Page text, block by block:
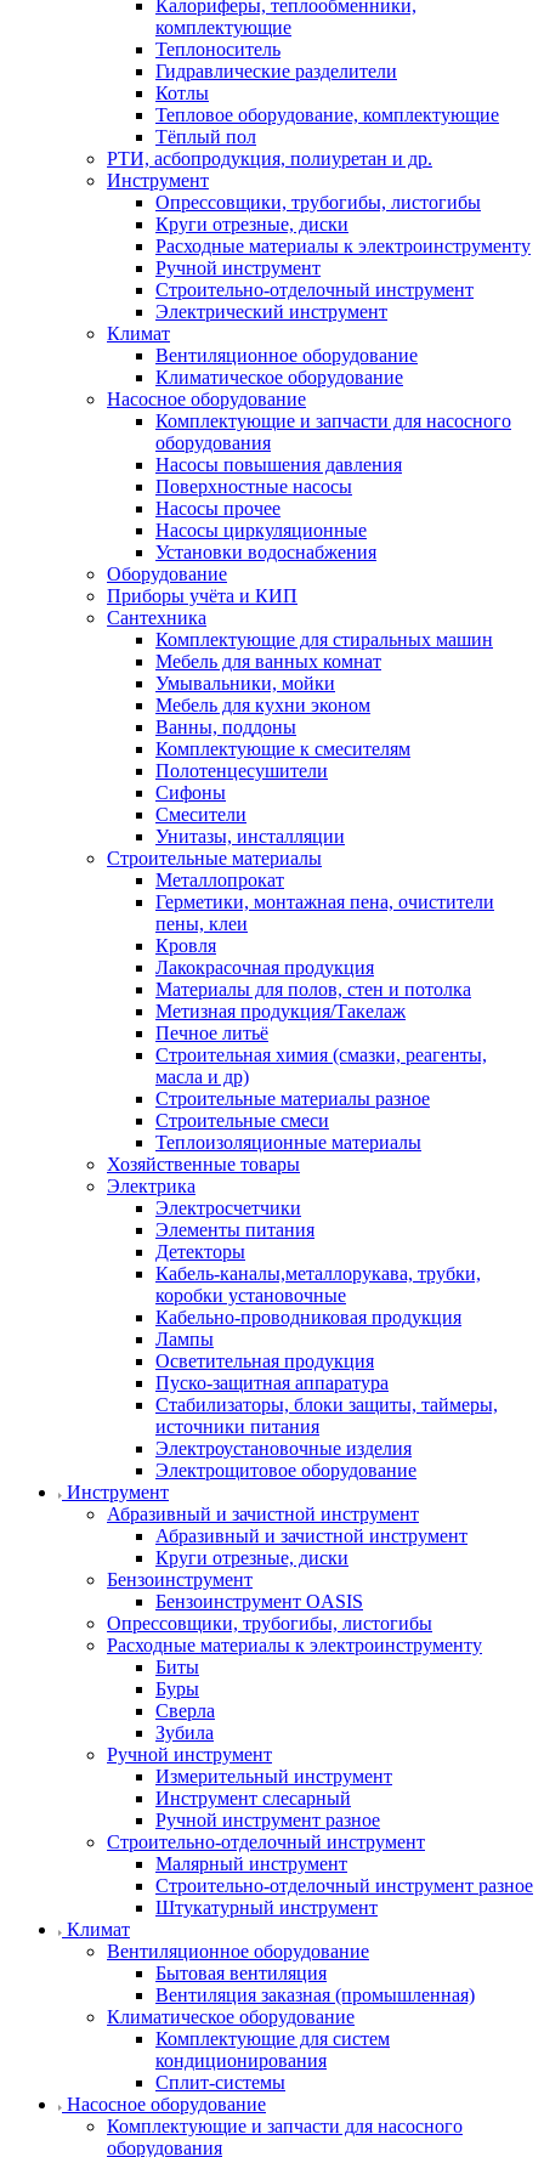
Калориферы, теплообменники,
комплектующие
Теплоноситель
Гидравлические разделители
Котлы
Тепловое оборудование, комплектующие
Тёплый пол
РТИ, асбопродукция, полиуретан и др.
Инструмент
Опрессовщики, трубогибы, листогибы
Круги отрезные, диски
Расходные материалы к электроинструменту
Ручной инструмент
Строительно-отделочный инструмент
Электрический инструмент
Климат
Вентиляционное оборудование
Климатическое оборудование
Насосное оборудование
Комплектующие и запчасти для насосного
оборудования
Насосы повышения давления
Поверхностные насосы
Насосы прочее
Насосы циркуляционные
Установки водоснабжения
Оборудование
Приборы учёта и КИП
Сантехника
Комплектующие для стиральных машин
Мебель для ванных комнат
Умывальники, мойки
Мебель для кухни эконом
Ванны, поддоны
Комплектующие к смесителям
Полотенцесушители
Сифоны
Смесители
Унитазы, инсталляции
Строительные материалы
Металлопрокат
Герметики, монтажная пена, очистители
пены, клеи
Кровля
Лакокрасочная продукция
Материалы для полов, стен и потолка
Метизная продукция/Такелаж
Печное литьё
Строительная химия (смазки, реагенты,
масла и др)
Строительные материалы разное
Строительные смеси
Теплоизоляционные материалы
Хозяйственные товары
Электрика
Электросчетчики
Элементы питания
Детекторы
Кабель-каналы,металлорукава, трубки,
коробки установочные
Кабельно-проводниковая продукция
Лампы
Осветительная продукция
Пуско-защитная аппаратура
Стабилизаторы, блоки защиты, таймеры,
источники питания
Электроустановочные изделия
Электрощитовое оборудование
Инструмент
Абразивный и зачистной инструмент
Абразивный и зачистной инструмент
Круги отрезные, диски
Бензоинструмент
Бензоинструмент OASIS
Опрессовщики, трубогибы, листогибы
Расходные материалы к электроинструменту
Биты
Буры
Сверла
Зубила
Ручной инструмент
Измерительный инструмент
Инструмент слесарный
Ручной инструмент разное
Строительно-отделочный инструмент
Малярный инструмент
Строительно-отделочный инструмент разное
Штукатурный инструмент
Климат
Вентиляционное оборудование
Бытовая вентиляция
Вентиляция заказная (промышленная)
Климатическое оборудование
Комплектующие для систем
кондиционирования
Сплит-системы
Насосное оборудование
Комплектующие и запчасти для насосного
оборудования